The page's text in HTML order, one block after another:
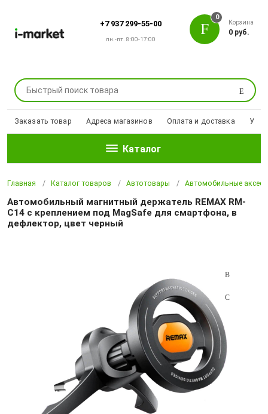
+7 937 299-55-00
пн.-пт. 8:00-17:00
Поиск
0
Корзина
0 руб.
Заказать товар Адреса магазинов Оплата и доставка
Каталог
Главная Каталог товаров Автотовары Автомобильные
Автомобильный магнитный держатель REMAX RM-
C14 с креплением под MagSafe для смартфона, в
дефлектор, цвет черный